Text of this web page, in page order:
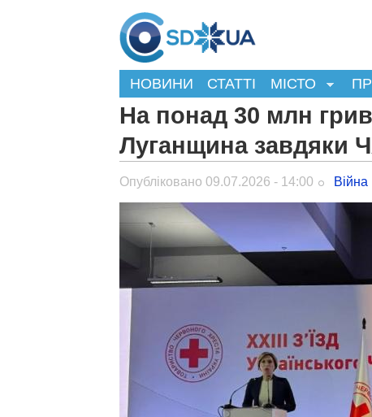
НОВИНИ СТАТТІ МІСТО
На понад 30 млн
Луганщина завдяки
Опубліковано 09.07.2026 - 14:00 Війна